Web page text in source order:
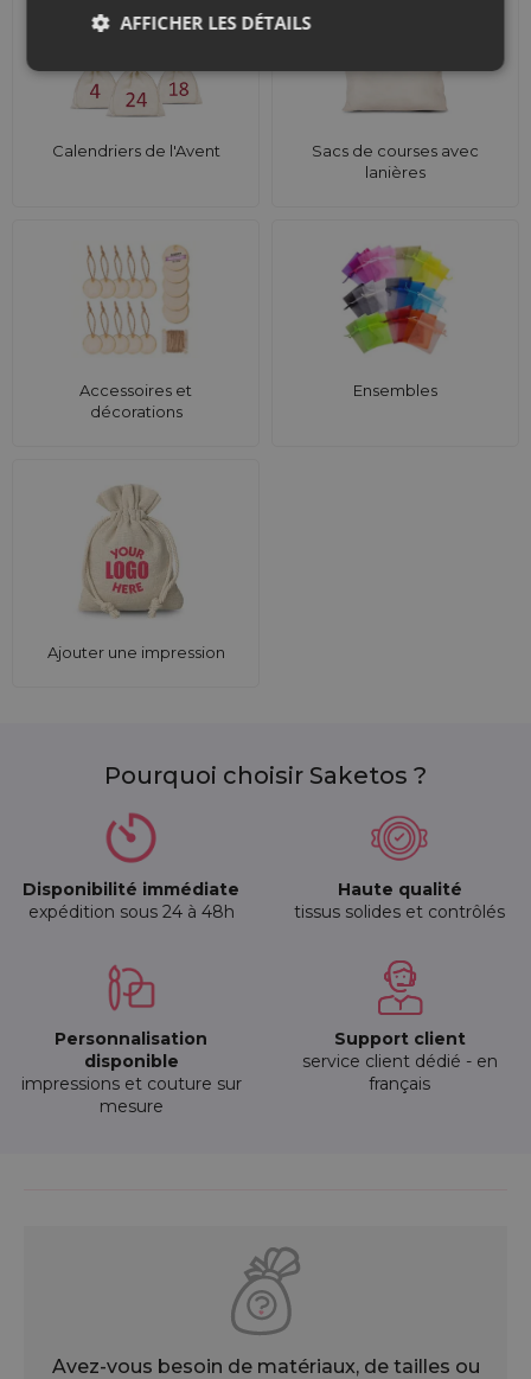
Calendriers de l'Avent
Sacs de courses avec
lanières
Accessoires et
décorations
Ensembles
Ajouter une impression
Pourquoi choisir Saketos ?
Disponibilité immédiate
expédition sous 24 à 48h
Haute qualité
tissus solides et contrôlés
Personnalisation
disponible
impressions et couture sur
mesure
Support client
service client dédié - en
français
Avez-vous besoin de matériaux, de tailles ou
AFFICHER LES DÉTAILS